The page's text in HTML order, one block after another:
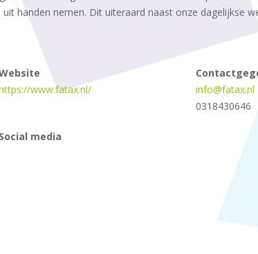
handen nemen. Dit uiteraard naast onze dagelijkse
www.fatax.nl/
Social media
info@fatax.nl
0318430646